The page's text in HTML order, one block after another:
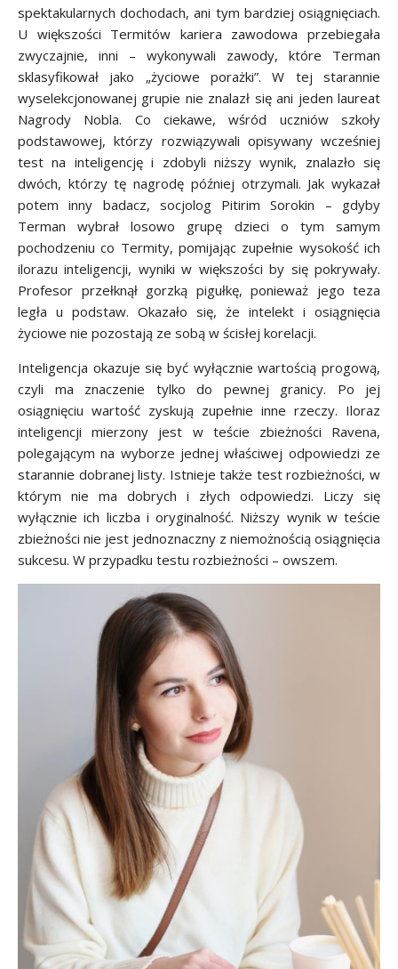
spektakularnych dochodach, ani tym bardziej osiągnięciach.
U większości Termitów kariera zawodowa przebiegała
zwyczajnie, inni – wykonywali zawody, które Terman
sklasyfikował jako „życiowe porażki”. W tej starannie
wyselekcjonowanej grupie nie znalazł się ani jeden laureat
Nagrody Nobla. Co ciekawe, wśród uczniów szkoły
podstawowej, którzy rozwiązywali opisywany wcześniej
test na inteligencję i zdobyli niższy wynik, znalazło się
dwóch, którzy tę nagrodę później otrzymali. Jak wykazał
potem inny badacz, socjolog Pitirim Sorokin – gdyby
Terman wybrał losowo grupę dzieci o tym samym
pochodzeniu co Termity, pomijając zupełnie wysokość ich
ilorazu inteligencji, wyniki w większości by się pokrywały.
Profesor przełknął gorzką pigułkę, ponieważ jego teza
legła u podstaw. Okazało się, że intelekt i osiągnięcia
życiowe nie pozostają ze sobą w ścisłej korelacji.
Inteligencja okazuje się być wyłącznie wartością progową,
czyli ma znaczenie tylko do pewnej granicy. Po jej
osiągnięciu wartość zyskują zupełnie inne rzeczy. Iloraz
inteligencji mierzony jest w teście zbieżności Ravena,
polegającym na wyborze jednej właściwej odpowiedzi ze
starannie dobranej listy. Istnieje także test rozbieżności, w
którym nie ma dobrych i złych odpowiedzi. Liczy się
wyłącznie ich liczba i oryginalność. Niższy wynik w teście
zbieżności nie jest jednoznaczny z niemożnością osiągnięcia
sukcesu. W przypadku testu rozbieżności – owszem.